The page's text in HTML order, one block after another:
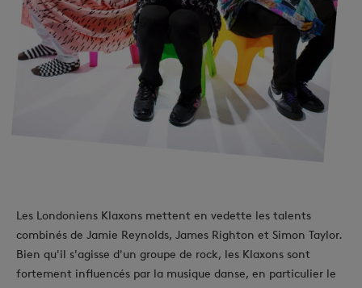
Les Londoniens Klaxons mettent en vedette les talents
combinés de Jamie Reynolds, James Righton et Simon Taylor.
Bien qu'il s'agisse d'un groupe de rock, les Klaxons sont
fortement influencés par la musique danse, en particulier le